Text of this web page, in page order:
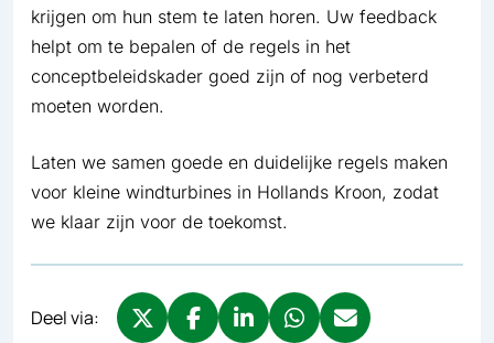
krijgen om hun stem te laten horen. Uw feedback
helpt om te bepalen of de regels in het
conceptbeleidskader goed zijn of nog verbeterd
moeten worden.
Laten we samen goede en duidelijke regels maken
voor kleine windturbines in Hollands Kroon, zodat
we klaar zijn voor de toekomst.
Deel via: